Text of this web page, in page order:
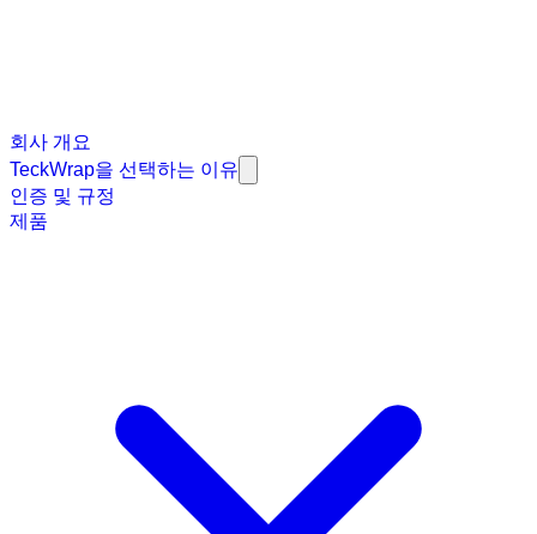
회사 개요
TeckWrap을 선택하는 이유
인증 및 규정
제품